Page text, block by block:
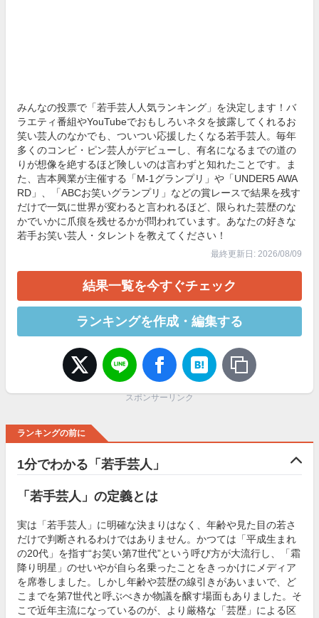
みんなの投票で「若手芸人人気ランキング」を決定します！バ
ラエティ番組やYouTubeでおもしろいネタを披露してくれるお
笑い芸人のなかでも、ついつい応援したくなる若手芸人。毎年
多くのコンビ・ピン芸人がデビューし、有名になるまでの道の
りが想像を絶するほど険しいのは言わずと知れたことです。ま
た、吉本興業が主催する「M-1グランプリ」や「UNDER5 AWA
RD」、「ABCお笑いグランプリ」などの賞レースで結果を残す
だけで一気に世界が変わると言われるほど、限られた芸歴のな
かでいかに爪痕を残せるかが問われています。あなたの好きな
若手お笑い芸人・タレントを教えてください！
最終更新日: 2026/08/09
結果一覧を今すぐチェック
ランキングを作成・編集する
スポンサーリンク
ランキングの前に
1分でわかる「若手芸人」
「若手芸人」の定義とは
実は「若手芸人」に明確な決まりはなく、年齢や見た目の若さ
だけで判断されるわけではありません。かつては「平成生まれ
の20代」を指す“お笑い第7世代”という呼び方が大流行し、「霜
降り明星」のせいやが自ら名乗ったことをきっかけにメディア
を席巻しました。しかし年齢や芸歴の線引きがあいまいで、ど
こまでを第7世代と呼ぶべきか物議を醸す場面もありました。そ
こで近年主流になっているのが、より厳格な「芸歴」による区